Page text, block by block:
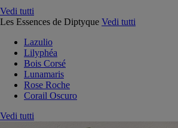
Vedi tutti
Les Essences de Diptyque Vedi tutti
Lazulio
Lilyphéa
Bois Corsé
Lunamaris
Rose Roche
Corail Oscuro
Vedi tutti